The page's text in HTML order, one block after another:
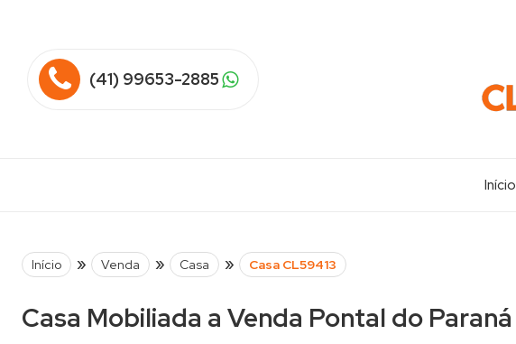
(41) 99653-2885
Início
Início » Venda » Casa » Casa CL59413
Casa Mobiliada a Venda Pontal do Paraná